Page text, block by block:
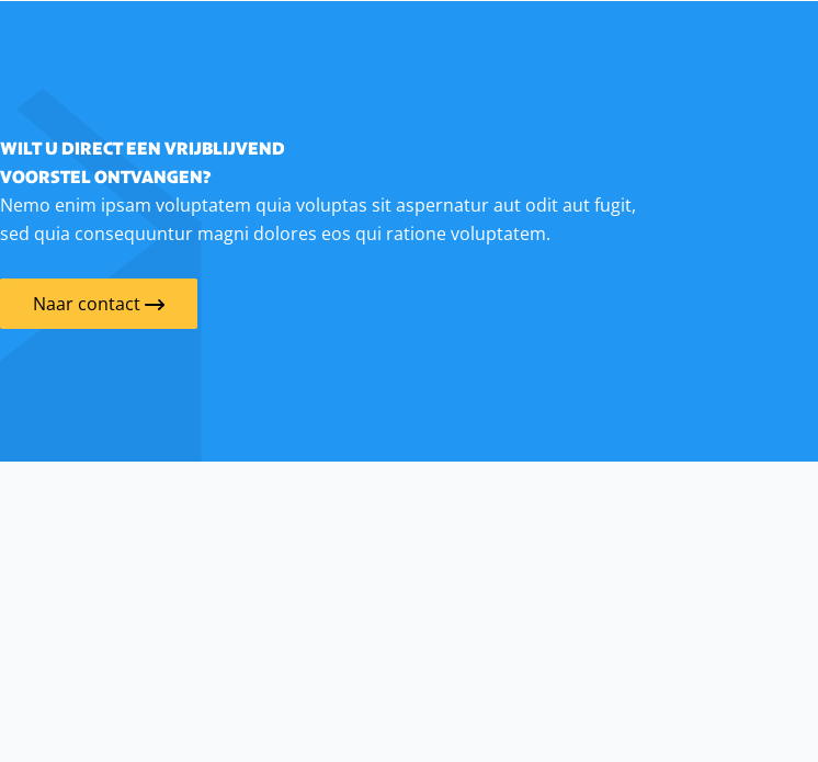
WILT U DIRECT EEN VRIJBLIJVEND
VOORSTEL ONTVANGEN?
Nemo enim ipsam voluptatem quia voluptas sit aspernatur aut odit aut fugit,
sed quia consequuntur magni dolores eos qui ratione voluptatem.
Naar contact